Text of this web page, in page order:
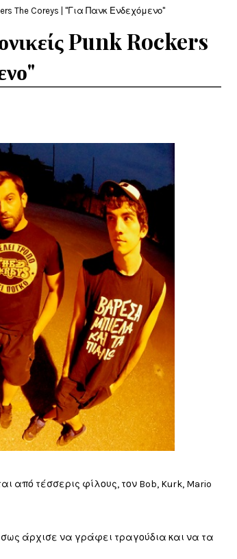
The Coreys | "Για Πανκ Ενδεχόμενο"
Punk Rockers
από τέσσερις φίλους, τον Bob, Kurk, Mario
άρχισε να γράφει τραγούδια και να τα